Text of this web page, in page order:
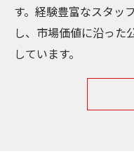
す。経験豊富なスタッ
し、市場価値に沿った
しています。